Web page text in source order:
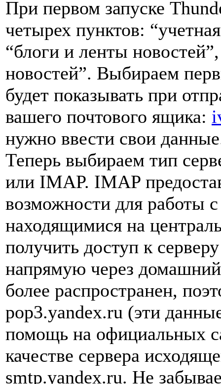
При первом запуске
четырех пунктов:
“блоги и ленты
новостей”. Выбираем
будет показывать при
вашего почтового ящика:
нужно ввести свои
Теперь выбираем тип
или IMAP. IMAP
возможности для работы
находящимися на
получить доступ к
напрямую через
более распространен,
pop3.yandex.ru (эти
помощь на официальных
качестве сервера
smtp.yandex.ru. Не